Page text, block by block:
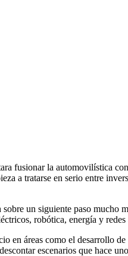
fusionar la automovilística
a tratarse en serio entre
sobre un siguiente paso mucho
robótica, energía y redes
en áreas como el desarrollo
escenarios que hace